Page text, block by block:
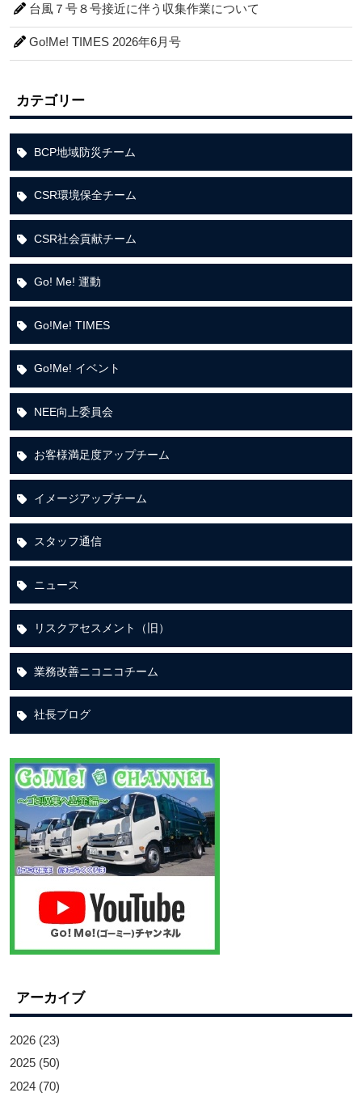
台風７号８号接近に伴う収集作業について
Go!Me! TIMES 2026年6月号
カテゴリー
BCP地域防災チーム
CSR環境保全チーム
CSR社会貢献チーム
Go! Me! 運動
Go!Me! TIMES
Go!Me! イベント
NEE向上委員会
お客様満足度アップチーム
イメージアップチーム
スタッフ通信
ニュース
リスクアセスメント（旧）
業務改善ニコニコチーム
社長ブログ
アーカイブ
2026 (23)
2025 (50)
2024 (70)